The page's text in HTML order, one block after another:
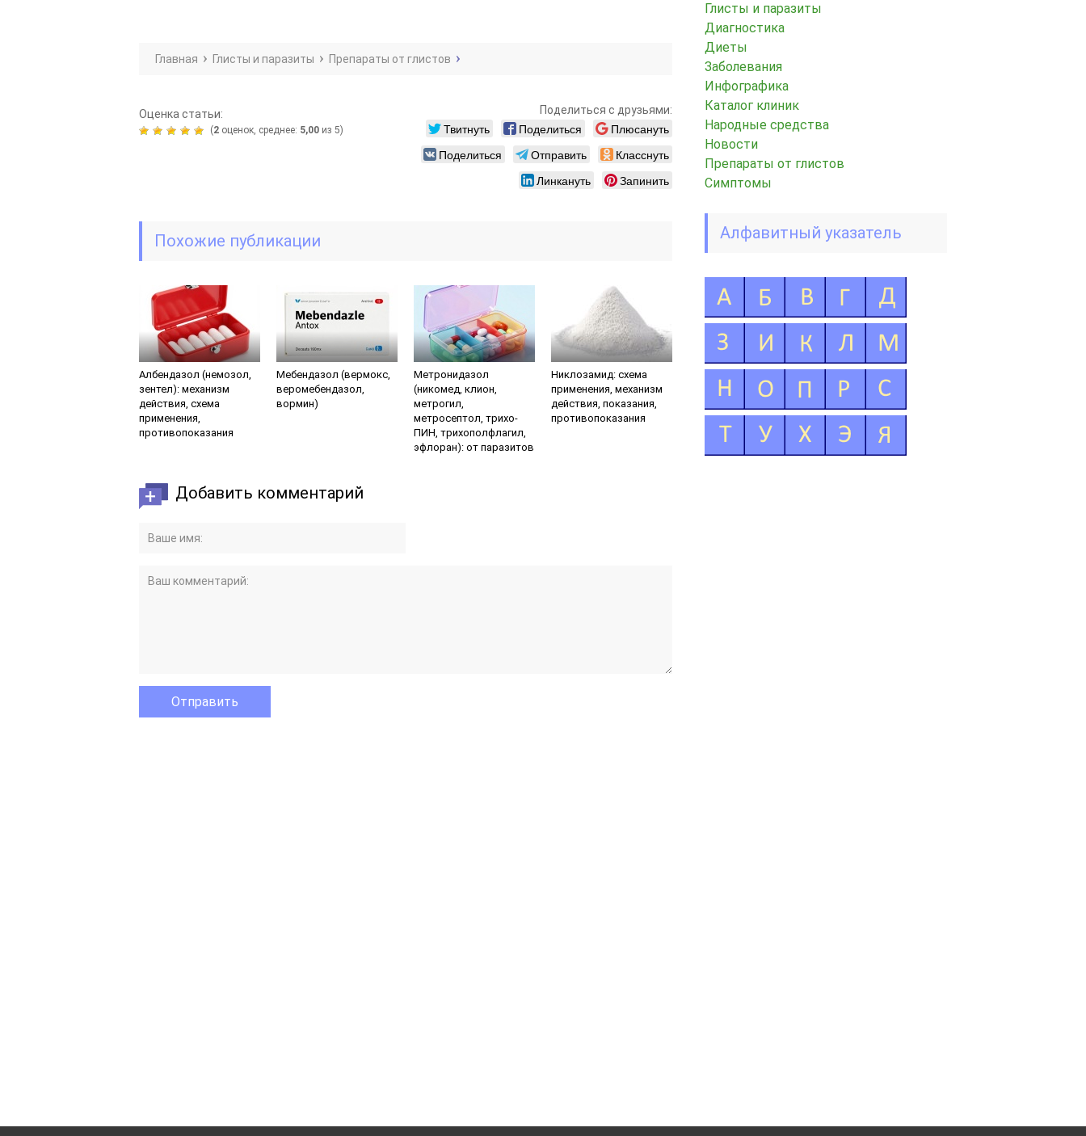
Главная Глисты и паразиты Препараты от глистов
Оценка статьи:
(2 оценок, среднее: 5,00 из 5)
Поделиться с друзьями:
Твитнуть Поделиться
Плюсануть
Поделиться
Отправить
Класснуть
Линкануть
Запинить
Похожие публикации
Албендазол (немозол,
зентел): механизм
действия, схема
применения,
противопоказания
Мебендазол (вермокс,
веромебендазол,
вормин)
Метронидазол
(никомед, клион,
метрогил,
метросептол, трихо-
ПИН, трихополфлагил,
эфлоран): от паразитов
Никлозамид: схема
применения, механизм
действия, показания,
противопоказания
Добавить комментарий
Глисты и паразиты
Диагностика
Диеты
Заболевания
Инфографика
Каталог клиник
Народные средства
Новости
Препараты от глистов
Симптомы
Алфавитный указатель